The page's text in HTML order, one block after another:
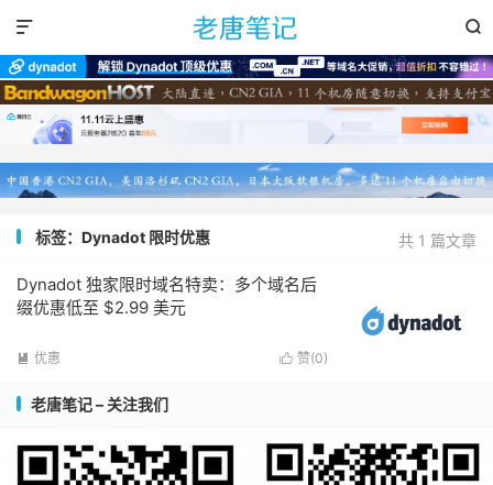


共 1 篇文章
标签：Dynadot 限时优惠
Dynadot 独家限时域名特卖：多个域名后
缀优惠低至 $2.99 美元
 赞(0)
 优惠
老唐笔记 – 关注我们